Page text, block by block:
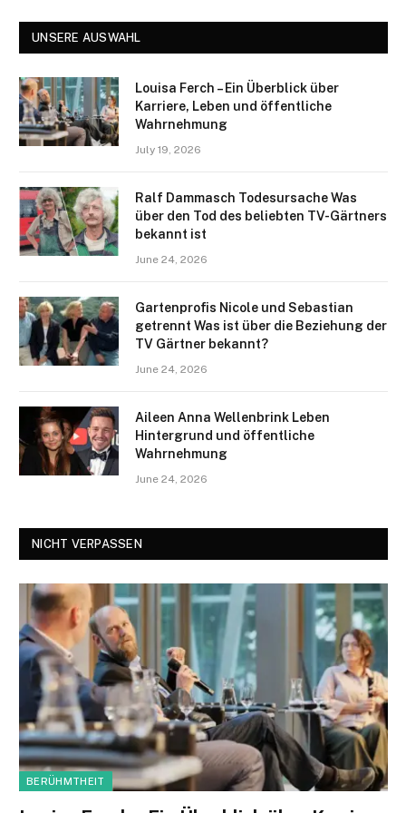
UNSERE AUSWAHL
Louisa Ferch – Ein Überblick über
Karriere, Leben und öffentliche
Wahrnehmung
July 19, 2026
Ralf Dammasch Todesursache Was
über den Tod des beliebten TV-Gärtners
bekannt ist
June 24, 2026
Gartenprofis Nicole und Sebastian
getrennt Was ist über die Beziehung der
TV Gärtner bekannt?
June 24, 2026
Aileen Anna Wellenbrink Leben
Hintergrund und öffentliche
Wahrnehmung
June 24, 2026
NICHT VERPASSEN
BERÜHMTHEIT